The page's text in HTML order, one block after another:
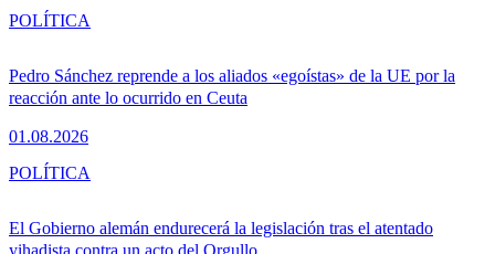
Pedro Sánchez reprende a los aliados «egoístas» de la UE por la
reacción ante lo ocurrido en Ceuta
01.08.2026
POLÍTICA
El Gobierno alemán endurecerá la legislación tras el atentado
POLÍTICA